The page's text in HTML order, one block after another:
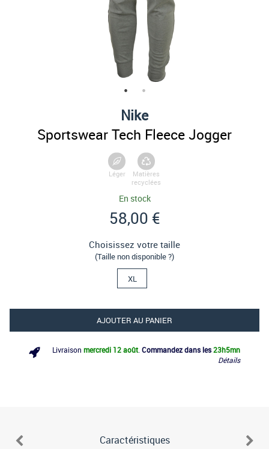
Nike
Sportswear Tech Fleece Jogger
Léger
Matières
recyclées
En stock
58,00 €
Choisissez votre taille
(Taille non disponible ?)
XL
AJOUTER AU PANIER
Livraison mercredi 12 août Commandez dans les23h5mn
Détails
Caractéristiques